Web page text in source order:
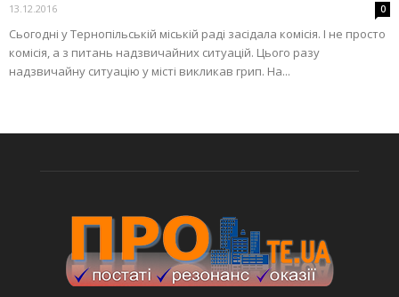
13.12.2016 0
Сьогодні у Тернопільській міській раді засідала комісія. І не просто
комісія, а з питань надзвичайних ситуацій. Цього разу
надзвичайну ситуацію у місті викликав грип. На...